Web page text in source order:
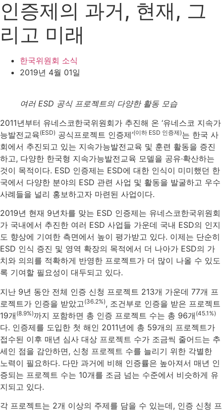
인증제의 과거, 현재, 그
리고 미래
한국위원회 소식
2019년 4월 01일
여러 ESD 공식 프로젝트의 다양한 활동 모습
2011년부터 유네스코한국위원회가 추진해 온 ‘유네스코 지속가
능발전교육(ESD) 공식프로젝트 인증제’(이하 ESD 인증제)는 한국 사
회에서 추진되고 있는 지속가능발전교육 및 훈련 활동을 증진
하고, 다양한 한국형 지속가능발전교육 모델을 공유·확산하는
것이 목적이다. ESD 인증제는 ESD에 대한 인식이 미미했던 한
국에서 다양한 분야의 ESD 관련 사업 및 활동을 발굴하고 우수
사례들을 널리 홍보하고자 마련된 사업이다.
2019년 현재 9년차를 맞는 ESD 인증제는 유네스코한국위원회
가 국내에서 추진한 여러 ESD 사업들 가운데 국내 ESD의 인지
도 향상에 기여한 측면에서 높이 평가받고 있다. 이제는 단순히
ESD 인식 증진 및 영역 확장의 목적에서 더 나아가 ESD의 가
치와 의의를 적확하게 반영한 프로젝트가 더 많이 나올 수 있도
록 기여할 필요성이 대두되고 있다.
지난 9년 동안 전체 인증 신청 프로젝트 213개 가운데 77개 프
로젝트가 인증을 받았고 (36.2%), 조건부로 인증을 받은 프로젝트
19개 (8.9%)까지 포함하면 총 인증 프로젝트 수는 총 96개 (45.1%)
다. 인증제를 도입한 첫 해인 2011년에 총 59개의 프로젝트가
접수된 이후 매년 심사 대상 프로젝트 수가 조금씩 줄어드는 추
세인 점을 감안하면, 신청 프로젝트 수를 늘리기 위한 각별한
노력이 필요하다. 다만 과거에 비해 인증률은 높아져서 매년 인
증되는 프로젝트 수는 10개를 조금 넘는 수준에서 비슷하게 유
지되고 있다.
각 프로젝트는 2개 이상의 주제를 담을 수 있는데, 인증 신청 프